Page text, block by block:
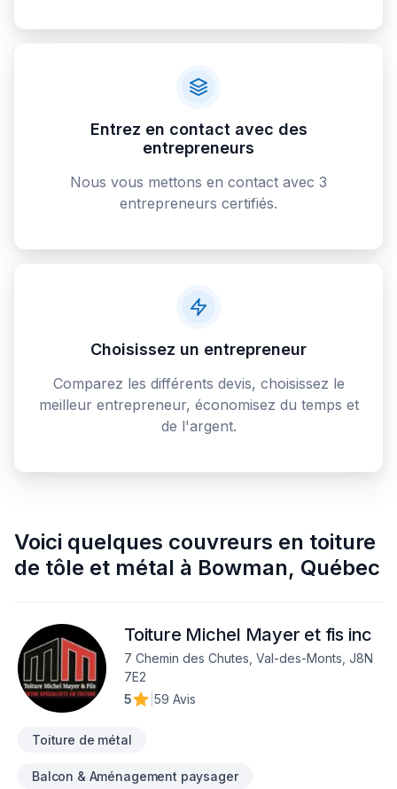
Entrez en contact avec des
entrepreneurs
Nous vous mettons en contact avec 3
entrepreneurs certifiés.
Choisissez un entrepreneur
Comparez les différents devis, choisissez le
meilleur entrepreneur, économisez du temps et
de l'argent.
Voici quelques couvreurs en toiture
de tôle et métal à Bowman, Québec
Toiture Michel Mayer et fis inc
7 Chemin des Chutes, Val-des-Monts, J8N
7E2
5
59 Avis
Toiture de métal
Balcon & Aménagement paysager